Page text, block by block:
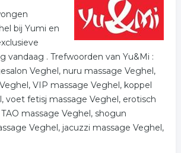
komt oorspronkelijk uit China.
door middel van
Neem dan contact met me op voor
afspraak.
bij Yumi en
vandaag . Trefwoorden van Yu&Mi :
Veghel, nuru massage Veghel,
VIP massage Veghel, koppel
voet fetisj massage Veghel, erotisch
massage Veghel, shogun
Veghel, jacuzzi massage Veghel,